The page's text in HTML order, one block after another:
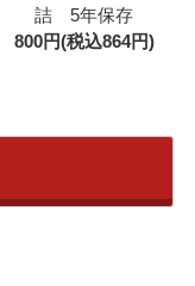
詰 5年保存
800円(税込864円)